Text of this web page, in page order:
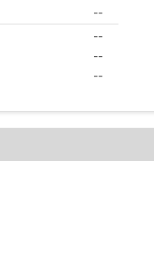
--
--
--
--